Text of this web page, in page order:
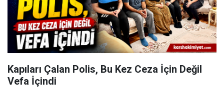
Kapıları Çalan Polis, Bu Kez Ceza İçin Değil
Vefa İçindi